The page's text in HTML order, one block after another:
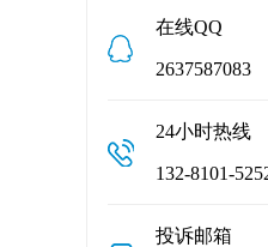
在线QQ
2637587083
24小时热线
132-8101-
投诉邮箱